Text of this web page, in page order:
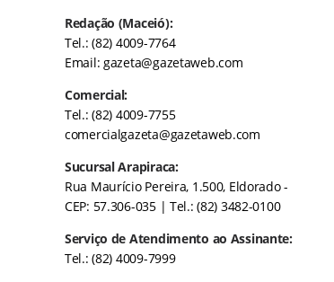
Redação (Maceió):
Tel.: (82) 4009-7764
Email:gazeta@gazetaweb.com
Comercial:
Tel.: (82) 4009-7755
comercialgazeta@gazetaweb.com
Sucursal Arapiraca:
Rua Maurício Pereira, 1.500, Eldorado -
CEP: 57.306-035 | Tel.: (82) 3482-0100
Serviço de Atendimento ao Assinante:
Tel.: (82) 4009-7999